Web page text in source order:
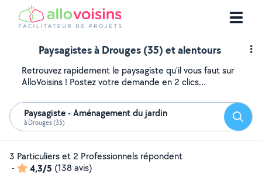
Paysagistes à Drouges (35) et alentours
Retrouvez rapidement le paysagiste qu'il vous faut sur
AlloVoisins ! Postez votre demande en 2 clics...
Paysagiste - Aménagement du jardin
à Drouges (35)
3 Particuliers et 2 Professionnels répondent
-
4,3/5 (138 avis)